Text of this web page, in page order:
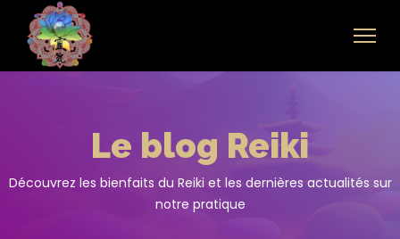
Le blog Reiki
Découvrez les bienfaits du Reiki et les dernières actualités sur
notre pratique